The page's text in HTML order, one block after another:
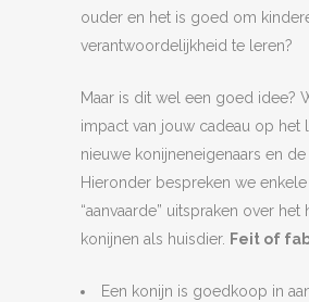
ouder en het is goed om
verantwoordelijkheid te leren?
Maar is dit wel een goed idee?
impact van jouw cadeau op het
nieuwe konijneneigenaars en
Hieronder bespreken we
“aanvaarde” uitspraken over het
konijnen als huisdier. Feit of
Een konijn is goedkoop in